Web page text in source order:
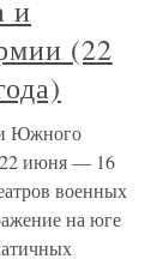
и
(22
Южного
июня — 16
военных
на юге